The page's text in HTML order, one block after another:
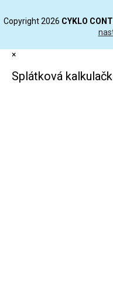
Copyright 2026 CYKLO
×
Splátková